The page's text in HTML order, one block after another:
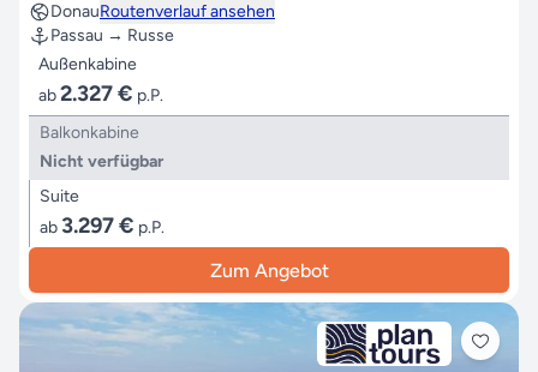
DonauRoutenverlauf ansehen
Passau → Russe
Außenkabine
ab2.327 € p.P.
Balkonkabine
Nicht verfügbar
Suite
ab 3.297 € p.P.
Zum Angebot